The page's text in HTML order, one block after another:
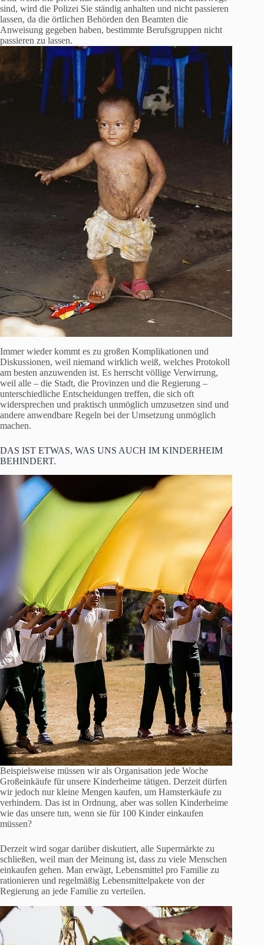
sind, wird die Polizei Sie ständig anhalten und nicht passieren
lassen, da die örtlichen Behörden den Beamten die
Anweisung gegeben haben, bestimmte Berufsgruppen nicht
passieren zu lassen.
Immer wieder kommt es zu großen Komplikationen und
Diskussionen, weil niemand wirklich weiß, welches Protokoll
am besten anzuwenden ist. Es herrscht völlige Verwirrung,
weil alle – die Stadt, die Provinzen und die Regierung –
unterschiedliche Entscheidungen treffen, die sich oft
widersprechen und praktisch unmöglich umzusetzen sind und
andere anwendbare Regeln bei der Umsetzung unmöglich
machen.
DAS IST ETWAS, WAS UNS AUCH IM KINDERHEIM
BEHINDERT.
Beispielsweise müssen wir als Organisation jede Woche
Großeinkäufe für unsere Kinderheime tätigen. Derzeit dürfen
wir jedoch nur kleine Mengen kaufen, um Hamsterkäufe zu
verhindern. Das ist in Ordnung, aber was sollen Kinderheime
wie das unsere tun, wenn sie für 100 Kinder einkaufen
müssen?
Derzeit wird sogar darüber diskutiert, alle Supermärkte zu
schließen, weil man der Meinung ist, dass zu viele Menschen
einkaufen gehen. Man erwägt, Lebensmittel pro Familie zu
rationieren und regelmäßig Lebensmittelpakete von der
Regierung an jede Familie zu verteilen.